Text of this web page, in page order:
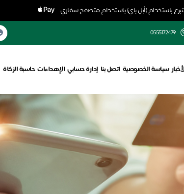
باستخدام (أبل باي) باستخدام متصفح سفاري
0555172479
سياسة الخصوصية اتصل بنا إدارة حسابي الإهداءات حاسبة الزكاة